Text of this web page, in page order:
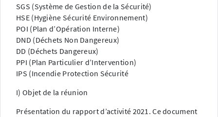
SGS (Système de Gestion de la Sécurité)
HSE (Hygiène Sécurité Environnement)
POI (Plan d’Opération Interne)
DND (Déchets Non Dangereux)
DD (Déchets Dangereux)
PPI (Plan Particulier d’Intervention)
IPS (Incendie Protection Sécurité
I) Objet de la réunion
Présentation du rapport d’activité 2021. Ce document